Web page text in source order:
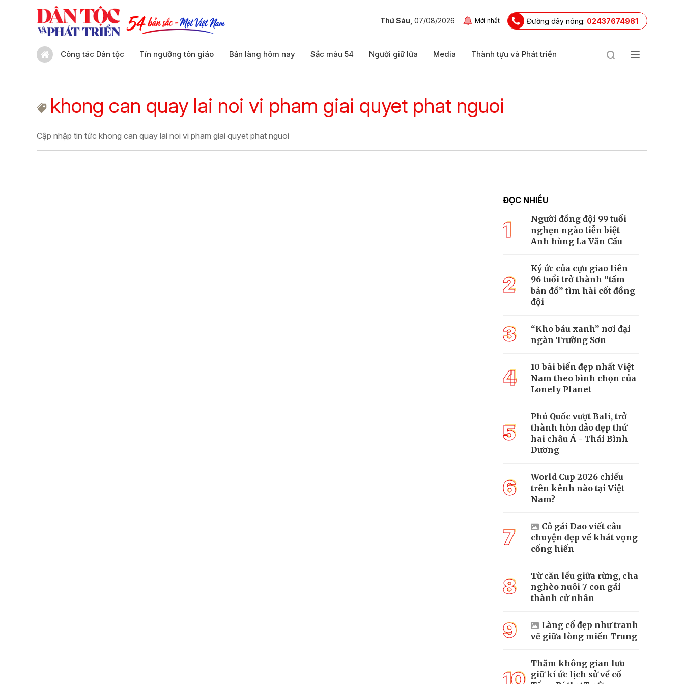
Thứ Sáu, 07/08/2026 Mới nhất Đường dây nóng: 02437674981
Công tác Dân tộc Tín ngưỡng tôn giáo Bản làng hôm nay Sắc màu 54 Người giữ lửa Media Thành tựu và Phát triển
khong can quay lai noi vi pham giai quyet phat nguoi
Cập nhập tin tức khong can quay lai noi vi pham giai quyet phat nguoi
ĐỌC NHIỀU
1
Người đồng đội 99 tuổi
nghẹn ngào tiễn biệt
Anh hùng La Văn Cầu
2
Ký ức của cựu giao liên
96 tuổi trở thành “tấm
bản đồ” tìm hài cốt đồng
đội
3
“Kho báu xanh” nơi đại
ngàn Trường Sơn
4
10 bãi biển đẹp nhất Việt
Nam theo bình chọn của
Lonely Planet
5
Phú Quốc vượt Bali, trở
thành hòn đảo đẹp thứ
hai châu Á - Thái Bình
Dương
6
World Cup 2026 chiếu
trên kênh nào tại Việt
Nam?
7
Cô gái Dao viết câu
chuyện đẹp về khát vọng
cống hiến
8
Từ căn lều giữa rừng, cha
nghèo nuôi 7 con gái
thành cử nhân
9
Làng cổ đẹp như tranh
vẽ giữa lòng miền Trung
Thăm không gian lưu
giữ kí ức lịch sử về cố